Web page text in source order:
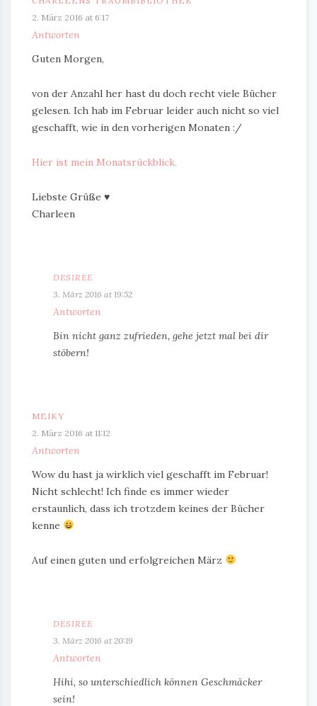
2. März 2016 at 6:17
Antworten
Guten Morgen,
von der Anzahl her hast du doch recht viele Bücher
gelesen. Ich hab im Februar leider auch nicht so viel
geschafft, wie in den vorherigen Monaten :/
Hier ist mein Monatsrückblick.
Liebste Grüße ♥
Charleen
DESIREE
3. März 2016 at 19:52
Antworten
Bin nicht ganz zufrieden, gehe jetzt mal bei dir
stöbern!
MEIKY
2. März 2016 at 11:12
Antworten
Wow du hast ja wirklich viel geschafft im Februar!
Nicht schlecht! Ich finde es immer wieder
erstaunlich, dass ich trotzdem keines der Bücher
kenne
Auf einen guten und erfolgreichen März
DESIREE
3. März 2016 at 20:19
Antworten
Hihi, so unterschiedlich können Geschmäcker
sein!